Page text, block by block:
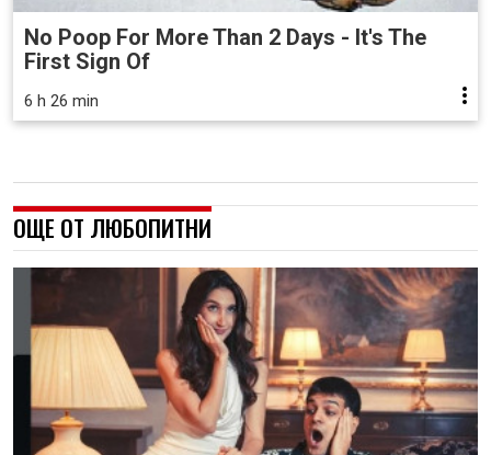
No Poop For More Than 2 Days - It's The
First Sign Of
6 h 26 min
ОЩЕ ОТ ЛЮБОПИТНИ